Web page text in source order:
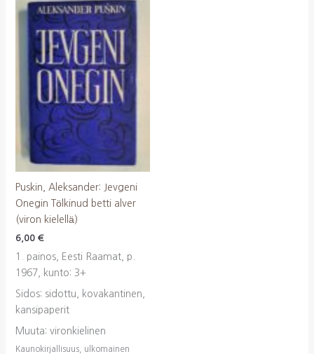
Puskin, Aleksander: Jevgeni
Onegin Tölkinud betti alver
(viron kielellä)
6,00 €
1. painos, Eesti Raamat, p.
1967, kunto: 3+
Sidos: sidottu, kovakantinen,
kansipaperit
Muuta: vironkielinen
Kaunokirjallisuus, ulkomainen